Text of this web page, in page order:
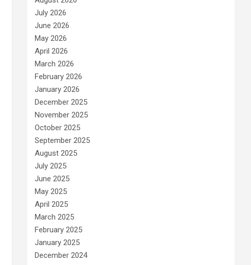
July 2026
June 2026
May 2026
April 2026
March 2026
February 2026
January 2026
December 2025
November 2025
October 2025
September 2025
August 2025
July 2025
June 2025
May 2025
April 2025
March 2025
February 2025
January 2025
December 2024